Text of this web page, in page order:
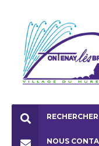
RECHERCHER
NOUS